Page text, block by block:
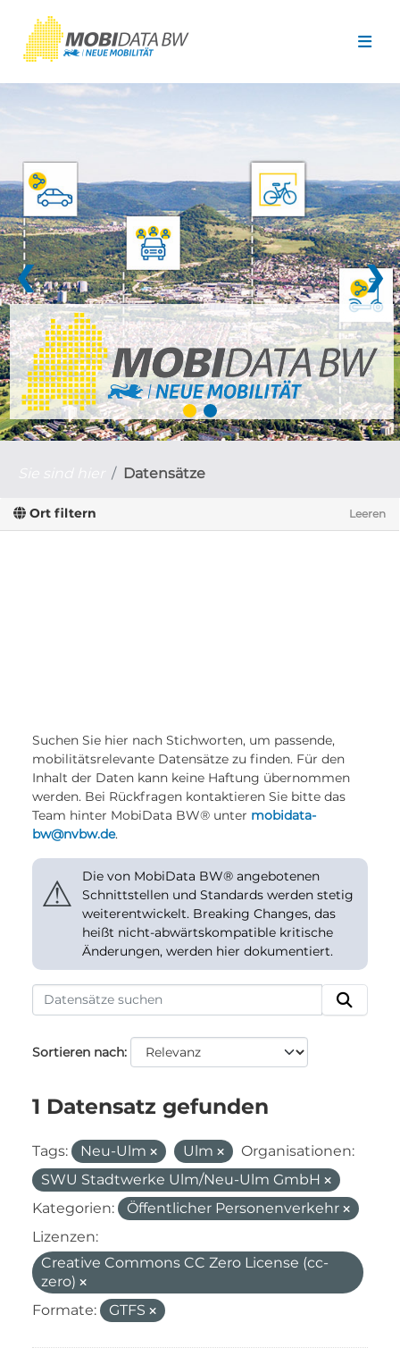
❮ ❯
Datensätze
Ort filtern Leeren
Suchen Sie hier nach Stichworten, um passende,
mobilitätsrelevante Datensätze zu finden. Für den
Inhalt der Daten kann keine Haftung übernommen
werden. Bei Rückfragen kontaktieren Sie bitte das
Team hinter MobiData BW® unter mobidata-
bw@nvbw.de.
⚠
Die von MobiData BW® angebotenen
Schnittstellen und Standards werden stetig
weiterentwickelt. Breaking Changes, das
heißt nicht-abwärtskompatible kritische
Änderungen, werden hier dokumentiert.
Sortieren nach
1 Datensatz gefunden
Tags: Neu-Ulm Ulm
Organisationen:
SWU Stadtwerke Ulm/Neu-Ulm GmbH
Kategorien:
Öffentlicher Personenverkehr
Lizenzen:
Creative Commons CC Zero License (cc-
zero)
Formate:
GTFS